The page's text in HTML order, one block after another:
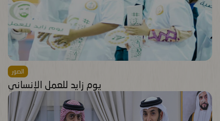
الصور
يوم زايد للعمل الإنساني